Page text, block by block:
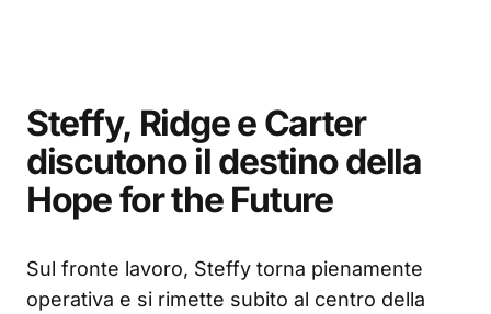
Steffy, Ridge e Carter
discutono il destino della
Hope for the Future
Sul fronte lavoro, Steffy torna pienamente
operativa e si rimette subito al centro della